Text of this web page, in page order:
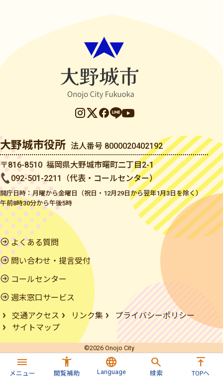
大野城市役所 法人番号 8000020402192
〒816-8510 福岡県大野城市曙町二丁目2-1
092-501-2211（代表・コールセンター）
開庁日時：月曜から金曜日（祝日・12月29日から翌年1月3日を除く）
午前8時30分から午後5時
よくある質問
問い合わせ・提言受付
コールセンター
週末窓口サービス
交通アクセス
リンク集
プライバシーポリシー
サイトマップ
©2026 Onojo City
menu
メニュー
accessibility_new
閲覧補助
language
Language
search
検索
vertical_align_top
TOPへ